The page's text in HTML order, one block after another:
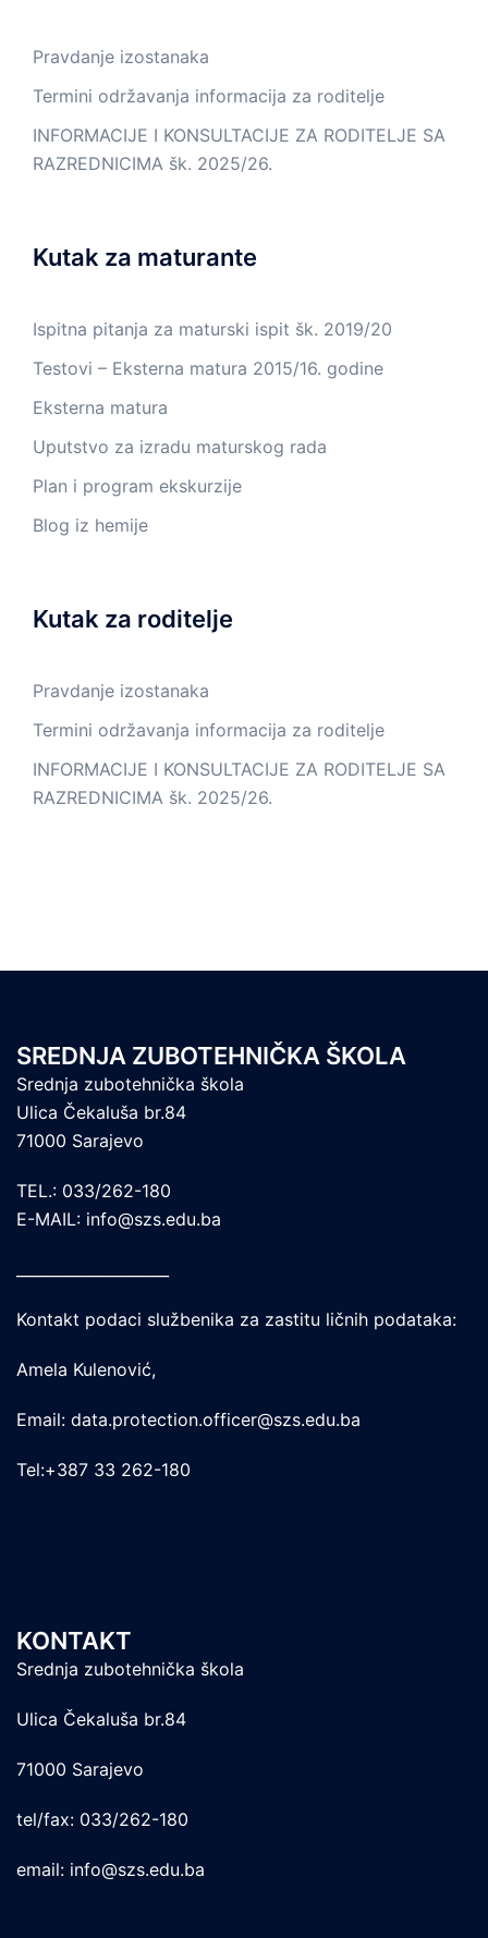
Pravdanje izostanaka
Termini održavanja informacija za roditelje
INFORMACIJE I KONSULTACIJE ZA RODITELJE SA
RAZREDNICIMA šk. 2025/26.
Kutak za maturante
Ispitna pitanja za maturski ispit šk. 2019/20
Testovi – Eksterna matura 2015/16. godine
Eksterna matura
Uputstvo za izradu maturskog rada
Plan i program ekskurzije
Blog iz hemije
Kutak za roditelje
Pravdanje izostanaka
Termini održavanja informacija za roditelje
INFORMACIJE I KONSULTACIJE ZA RODITELJE SA
RAZREDNICIMA šk. 2025/26.
SREDNJA ZUBOTEHNIČKA ŠKOLA
Srednja zubotehnička škola
Ulica Čekaluša br.84
71000 Sarajevo
TEL.: 033/262-180
E-MAIL: info@szs.edu.ba
Kontakt podaci službenika za zastitu ličnih podataka:
Amela Kulenović,
Email: data.protection.officer@szs.edu.ba
Tel:+387 33 262-180
KONTAKT
Srednja zubotehnička škola
Ulica Čekaluša br.84
71000 Sarajevo
tel/fax: 033/262-180
email: info@szs.edu.ba